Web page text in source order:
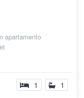
apartamento
1 1